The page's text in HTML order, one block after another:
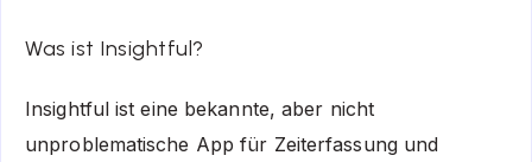
Was ist Insightful?
Insightful ist eine bekannte, aber nicht
unproblematische App für Zeiterfassung und